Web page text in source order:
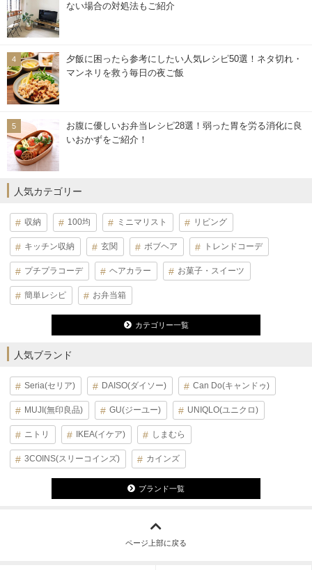
ない場合の対処法もご紹介
夕飯に困ったら参考にしたい人気レシピ50選！ネタ切れ・
マンネリを救う毎日の夜ご飯
お腹に優しいお弁当レシピ28選！弱った胃を労る消化に良
いおかずをご紹介！
人気カテゴリー
収納 100均 ミニマリスト リビング
キッチン収納 玄関 ボブヘア トレンドコーデ
プチプラコーデ ヘアカラー お菓子・スイーツ
簡単レシピ お弁当箱
カテゴリー一覧
人気ブランド
Seria(セリア) DAISO(ダイソー) Can Do(キャンドゥ)
MUJI(無印良品) GU(ジーユー) UNIQLO(ユニクロ)
ニトリ IKEA(イケア) しまむら
3COINS(スリーコインズ) カインズ
ブランド一覧
ページ上部に戻る